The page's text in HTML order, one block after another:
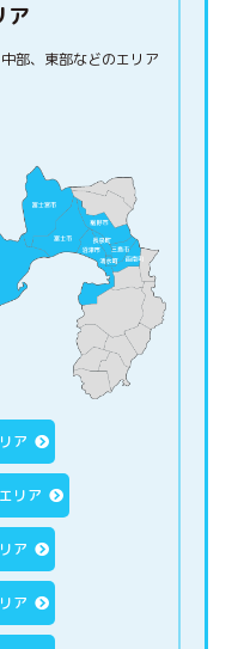
ア
部、東部などのエリア
ア
リア
ア
ア